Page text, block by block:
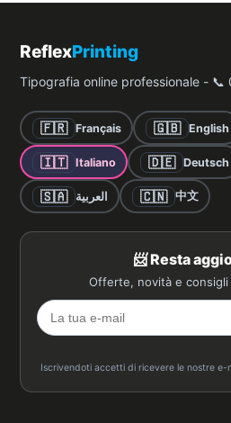
ReflexPrinting
Tipografia online professionale -
🇫🇷 Français 🇬🇧 English
🇮🇹 Italiano 🇩🇪 Deutsch
🇸🇦 العربية 🇨🇳 中文
📨 Resta
Offerte, novità e
Iscrivendoti accetti di ricevere le nostre e-